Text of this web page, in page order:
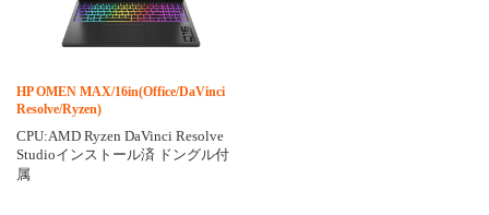
HP OMEN MAX/16in(Office/DaVinci
Resolve/Ryzen)
CPU:AMD Ryzen DaVinci Resolve
Studioインストール済 ドングル付
属